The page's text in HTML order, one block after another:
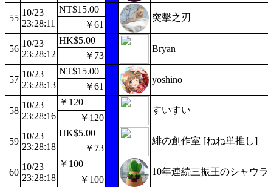
55
10/23
23:28:11
NT$15.00
突擊之刃
￥61
56
10/23
23:28:12
HK$5.00
Bryan
￥73
57
10/23
23:28:13
NT$15.00
yoshino
￥61
58
10/23
23:28:16
￥120
すいすい
￥120
59
10/23
23:28:18
HK$5.00
緋の創作室 [ねね単推し]
￥73
60
10/23
23:28:18
￥100
10年連続三振王のシャウラ
￥100